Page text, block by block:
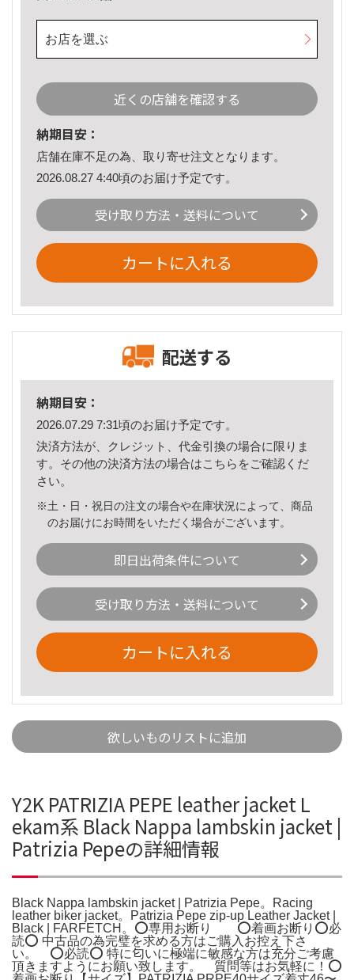
お店を選ぶ
近くの店舗を確認する
納期目安：
店舗在庫不足の為、取り寄せ注文となります。
2026.08.27 4:40頃のお届け予定です。
受け取り方法・送料について
カートに入れる
配送する
納期目安：
2026.07.29 7:31頃のお届け予定です。
決済方法が、クレジット、代金引換の場合に限りま
す。その他の決済方法の場合はこちら をご確認くだ
さい。
※土・日・祝日の注文の場合や在庫状況によって、商品
のお届けにお時間をいただく場合がございます。
即日出荷条件について
受け取り方法・送料について
カートに入れる
欲しいものリストに追加
Y2K PATRIZIA PEPE leather jacket L
ekam系 Black Nappa lambskin jacket |
Patrizia Pepeの詳細情報
Black Nappa lambskin jacket | Patrizia Pepe。Racing
leather biker jacket。Patrizia Pepe zip-up Leather Jacket |
Black | FARFETCH。⭕️専用お断り ⭕️着画お断り⭕️必
読⭕️ 中古品の為完璧を求める方はご購入お控え下さ
い。 ⭕️必読⭕️ 特に匂いに極端に敏感な方は充分ご考慮
頂きますようにお願い致します。 質問等はお気軽に！⭕️